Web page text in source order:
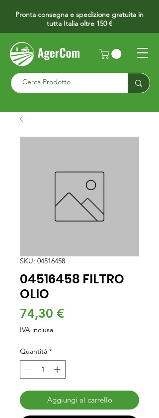
Pronta consegna e spedizione gratuita in
tutta Italia oltre 150 €
SKU: 04516458
04516458 FILTRO
OLIO
74,30 €Prezzo
IVA inclusa
Quantità *
Aggiungi al carrello